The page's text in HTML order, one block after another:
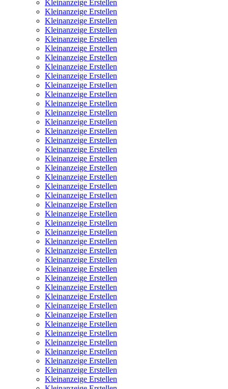
Kleinanzeige Erstellen
Kleinanzeige Erstellen
Kleinanzeige Erstellen
Kleinanzeige Erstellen
Kleinanzeige Erstellen
Kleinanzeige Erstellen
Kleinanzeige Erstellen
Kleinanzeige Erstellen
Kleinanzeige Erstellen
Kleinanzeige Erstellen
Kleinanzeige Erstellen
Kleinanzeige Erstellen
Kleinanzeige Erstellen
Kleinanzeige Erstellen
Kleinanzeige Erstellen
Kleinanzeige Erstellen
Kleinanzeige Erstellen
Kleinanzeige Erstellen
Kleinanzeige Erstellen
Kleinanzeige Erstellen
Kleinanzeige Erstellen
Kleinanzeige Erstellen
Kleinanzeige Erstellen
Kleinanzeige Erstellen
Kleinanzeige Erstellen
Kleinanzeige Erstellen
Kleinanzeige Erstellen
Kleinanzeige Erstellen
Kleinanzeige Erstellen
Kleinanzeige Erstellen
Kleinanzeige Erstellen
Kleinanzeige Erstellen
Kleinanzeige Erstellen
Kleinanzeige Erstellen
Kleinanzeige Erstellen
Kleinanzeige Erstellen
Kleinanzeige Erstellen
Kleinanzeige Erstellen
Kleinanzeige Erstellen
Kleinanzeige Erstellen
Kleinanzeige Erstellen
Kleinanzeige Erstellen